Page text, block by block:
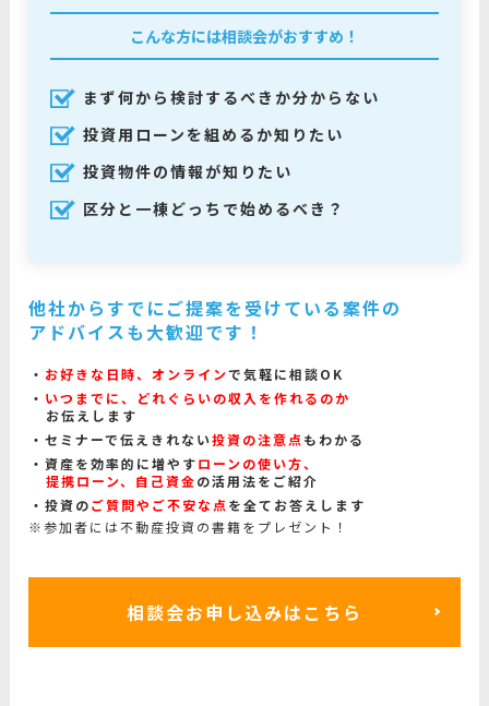
こんな方には相談会がおすすめ！
まず何から検討するべきか分からない
投資用ローンを組めるか知りたい
投資物件の情報が知りたい
区分と一棟どっちで始めるべき？
他社からすでにご提案を受けている案件の
アドバイスも大歓迎です！
お好きな日時、オンラインで気軽に相談OK
いつまでに、どれぐらいの収入を作れるのか
お伝えします
セミナーで伝えきれない投資の注意点 もわかる
資産を効率的に増やすローンの使い方、
提携ローン、自己資金の活用法をご紹介
投資のご質問やご不安な点 を全てお答えします
※参加者には不動産投資の書籍をプレゼント！
相談会お申し込みはこちら